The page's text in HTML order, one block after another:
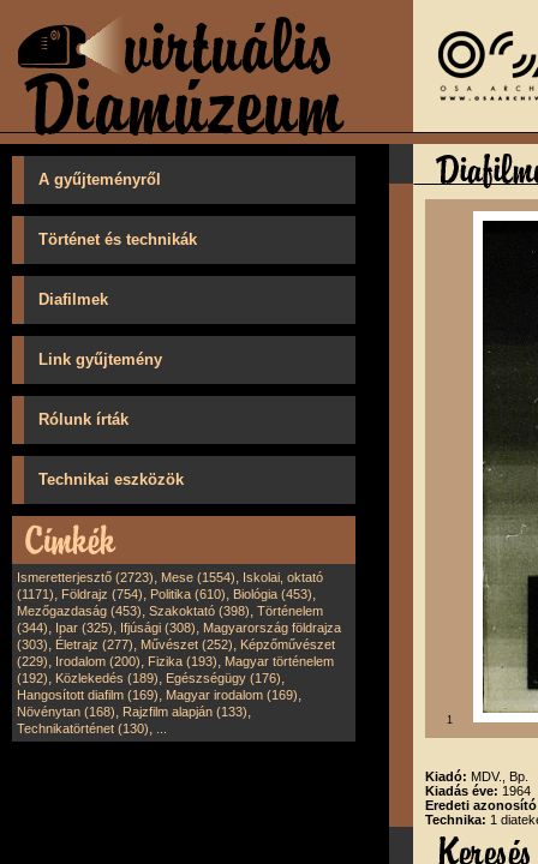
A gyűjteményről
Történet és technikák
Diafilmek
Link gyűjtemény
Rólunk írták
Technikai eszközök
Ismeretterjesztő (2723), Mese (1554), Iskolai, oktató
(1171), Földrajz (754), Politika (610), Biológia (453),
Mezőgazdaság (453), Szakoktató (398), Történelem
(344), Ipar (325), Ifjúsági (308), Magyarország földrajza
(303), Életrajz (277), Művészet (252), Képzőművészet
(229), Irodalom (200), Fizika (193), Magyar történelem
(192), Közlekedés (189), Egészségügy (176),
Hangosított diafilm (169), Magyar irodalom (169),
Növénytan (168), Rajzfilm alapján (133),
Technikatörténet (130), 1
Kiadó: MDV., Bp.
Kiadás éve: 1964
Eredeti
Technika: 1